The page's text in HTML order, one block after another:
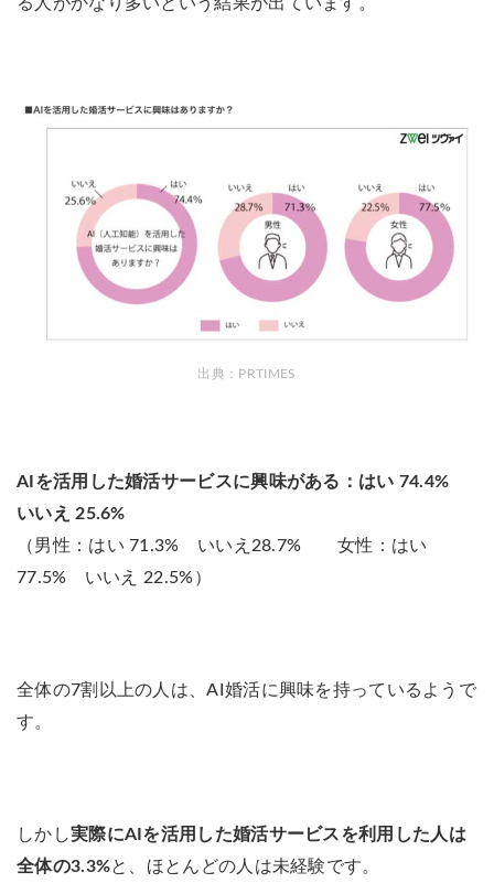
出典： PRTIMES
AIを活用した婚活サービスに興味がある：はい 74.4%
いいえ 25.6%
（男性：はい 71.3% いいえ28.7% 女性：はい
77.5% いいえ 22.5%）
全体の7割以上の人は、AI婚活に興味を持っているようで
す。
しかし実際にAIを活用した婚活サービスを利用した人は
全体の3.3%と、ほとんどの人は未経験です。